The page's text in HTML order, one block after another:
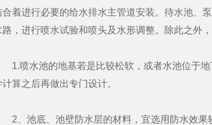
合着进行必要的给水排水主管道安装。待水池、
路，进行喷水试验和喷头及水形调整。除此之外
喷水池的地基若是比较松软，或者水池位于地
计算之后再做出专门设计。
、池底、池壁防水层的材料，宜选用防水效果